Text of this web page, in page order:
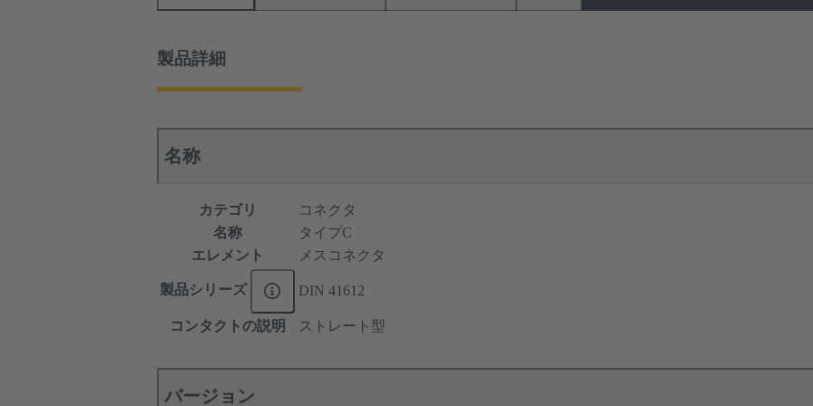
製品詳細
名称
カテゴリ
コネクタ
名称
タイプC
エレメント
メスコネクタ
製品シリーズ DIN 41612
コンタクトの説明 ストレート型
バージョン